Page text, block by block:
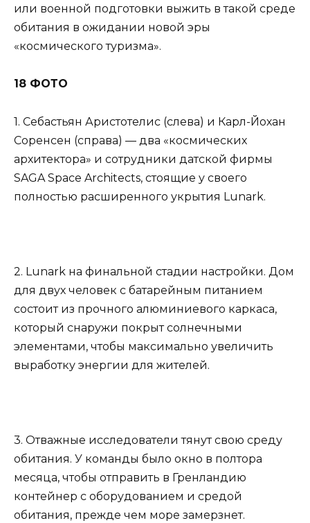
или военной подготовки выжить в такой среде
обитания в ожидании новой эры
«космического туризма».
18 ФОТО
1. Себастьян Аристотелис (слева) и Карл-Йохан
Соренсен (справа) — два «космических
архитектора» и сотрудники датской фирмы
SAGA Space Architects, стоящие у своего
полностью расширенного укрытия Lunark.
2. Lunark на финальной стадии настройки. Дом
для двух человек с батарейным питанием
состоит из прочного алюминиевого каркаса,
который снаружи покрыт солнечными
элементами, чтобы максимально увеличить
выработку энергии для жителей.
3. Отважные исследователи тянут свою среду
обитания. У команды было окно в полтора
месяца, чтобы отправить в Гренландию
контейнер с оборудованием и средой
обитания, прежде чем море замерзнет.